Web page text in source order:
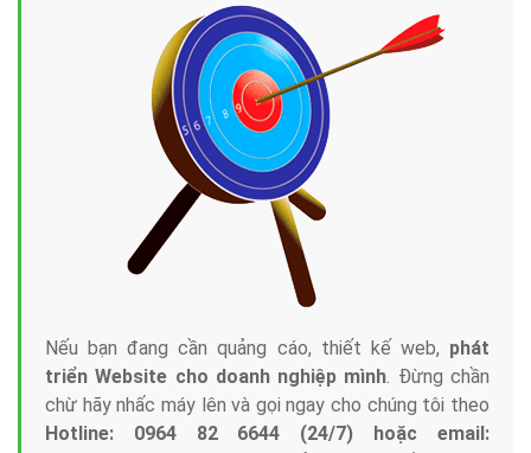
Nếu bạn đang cần quảng cáo, thiết kế web, phát
triển Website cho doanh nghiệp mình. Đừng chần
chừ hãy nhấc máy lên và gọi ngay cho chúng tôi theo
Hotline: 0964 82 6644 (24/7) hoặc email: